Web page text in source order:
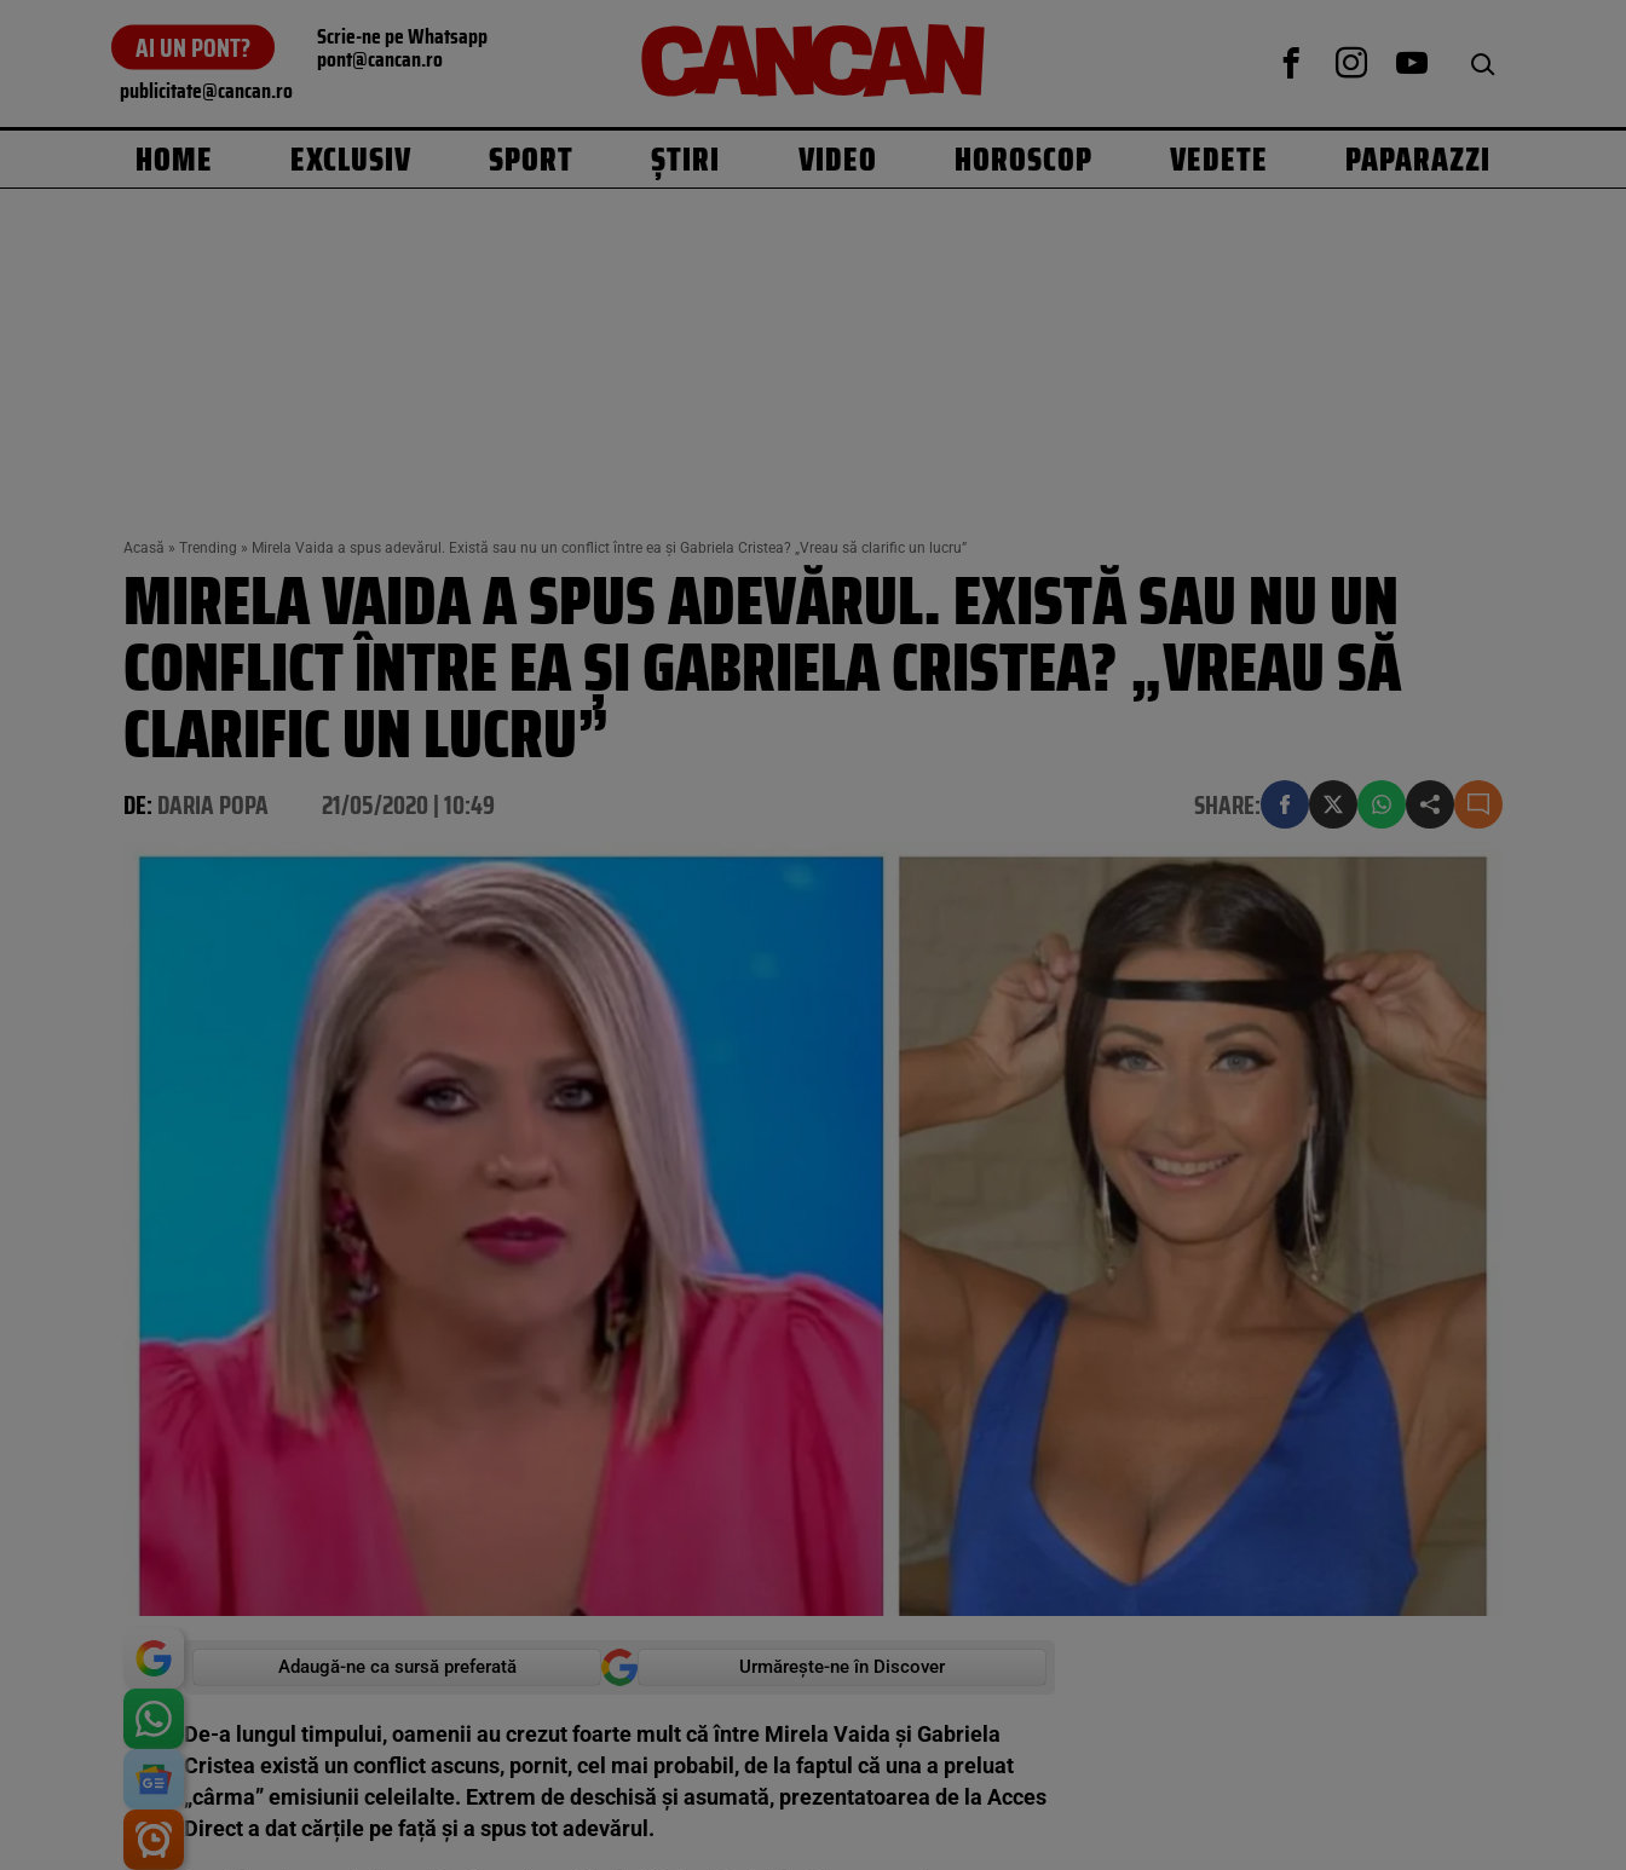
AI UN PONT? Scrie-ne pe Whatsapp
pont@cancan.ro
publicitate@cancan.ro
HOME EXCLUSIV SPORT ȘTIRI VIDEO HOROSCOP VEDETE PAPARAZZI
Acasă » Trending » Mirela Vaida a spus adevărul. Există sau nu un conflict între ea și Gabriela Cristea? „Vreau să clarific un lucru”
MIRELA VAIDA A SPUS ADEVĂRUL. EXISTĂ SAU NU UN
CONFLICT ÎNTRE EA ȘI GABRIELA CRISTEA? „VREAU SĂ
CLARIFIC UN LUCRU”
DE:DARIA POPA 21/05/2020 | 10:49 SHARE:
Adaugă-ne ca sursă preferată Urmărește-ne în Discover
De-a lungul timpului, oamenii au crezut foarte mult că între Mirela Vaida și Gabriela
Cristea există un conflict ascuns, pornit, cel mai probabil, de la faptul că una a preluat
„cârma” emisiunii celeilalte. Extrem de deschisă și asumată, prezentatoarea de la Acces
Direct a dat cărțile pe față și a spus tot adevărul.